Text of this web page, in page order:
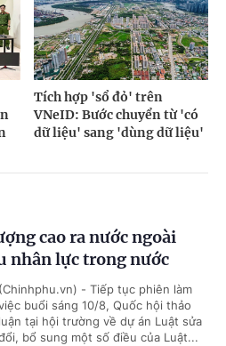
Tích hợp 'sổ đỏ' trên
VNeID: Bước chuyển từ 'có
dữ liệu' sang 'dùng dữ liệu'
cao ra nước ngoài
nhân lực trong nước
(Chinhphu.vn) - Tiếp tục phiên làm
buổi sáng 10/8, Quốc hội thảo
luận tại hội trường về dự án Luật sửa
bổ sung một số điều của Luật...